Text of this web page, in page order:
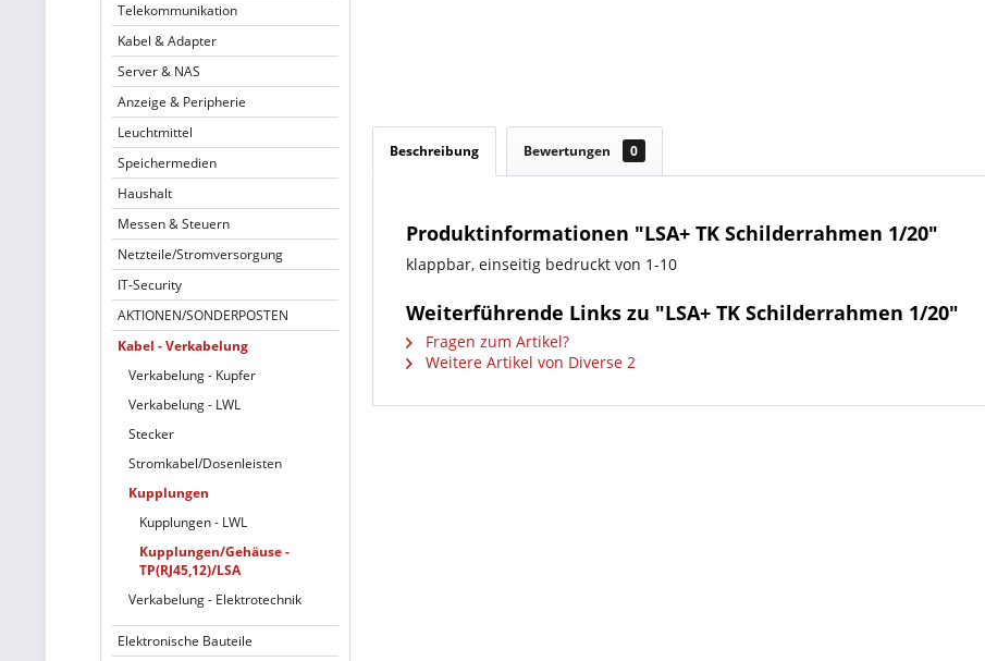
Telekommunikation
Kabel & Adapter
Server & NAS
Anzeige & Peripherie
Leuchtmittel
Speichermedien
Haushalt
Messen & Steuern
Netzteile/Stromversorgung
IT-Security
AKTIONEN/SONDERPOSTEN
Kabel - Verkabelung
Verkabelung - Kupfer
Verkabelung - LWL
Stecker
Stromkabel/Dosenleisten
Kupplungen
Kupplungen - LWL
Kupplungen/Gehäuse -
TP(RJ45,12)/LSA
Verkabelung - Elektrotechnik
Elektronische Bauteile
Beschreibung Bewertungen 0
Produktinformationen "LSA+ TK Schilderrahmen 1/20"
klappbar, einseitig bedruckt von 1-10
Weiterführende Links zu "LSA+ TK Schilderrahmen 1/20"
Fragen zum Artikel?
Weitere Artikel von Diverse 2